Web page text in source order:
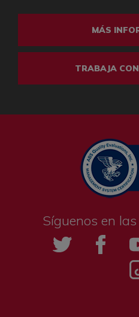
MÁS
TRABAJA
Síguenos en
Twitter Facebook